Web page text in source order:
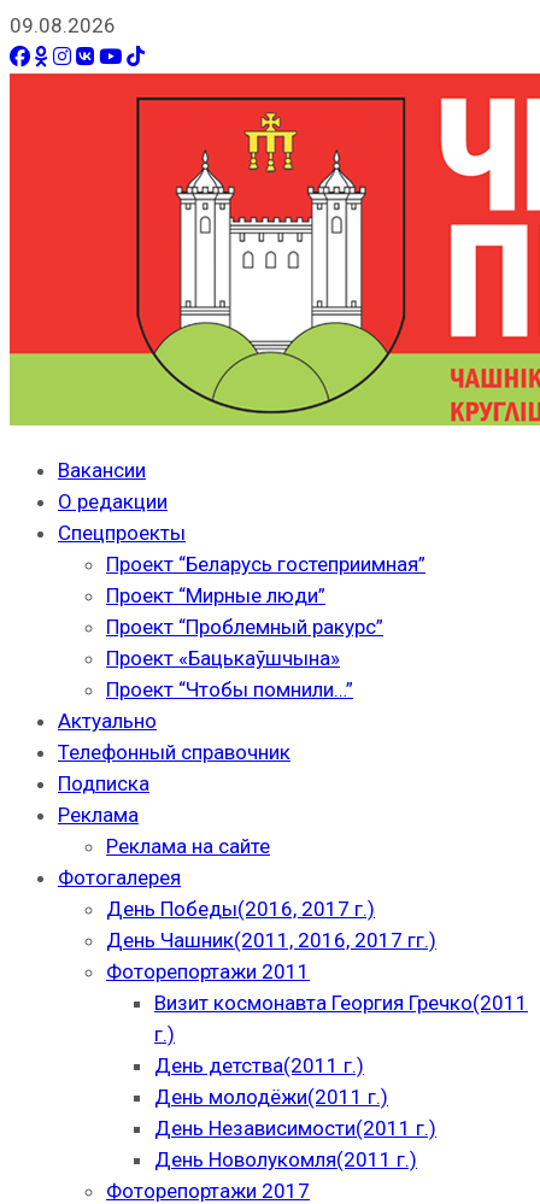
09.08.2026
Вакансии
О редакции
Спецпроекты
Проект “Беларусь гостеприимная”
Проект “Мирные люди”
Проект “Проблемный ракурс”
Проект «Бацькаўшчына»
Проект “Чтобы помнили…”
Актуально
Телефонный справочник
Подписка
Реклама
Реклама на сайте
Фотогалерея
День Победы(2016, 2017 г.)
День Чашник(2011, 2016, 2017 гг.)
Фоторепортажи 2011
Визит космонавта Георгия Гречко(2011
г.)
День детства(2011 г.)
День молодёжи(2011 г.)
День Независимости(2011 г.)
День Новолукомля(2011 г.)
Фоторепортажи 2017